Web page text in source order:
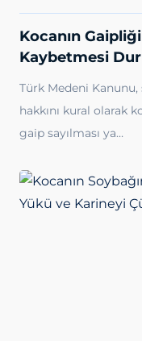
Kocanın
Kaybetmesi
Türk Medeni Kanunu,
hakkını kural olarak
gaip sayılması ya…